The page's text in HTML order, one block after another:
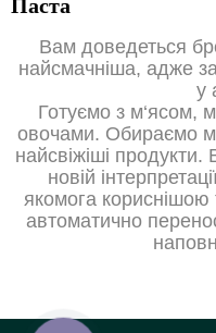
Вам доведеться
найсмачніша, адже
у
Готуємо з м‘ясом,
овочами. Обираємо
найсвіжіші
новій
якомога
автоматично